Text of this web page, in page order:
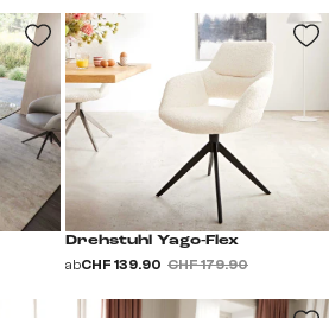
Drehstuhl Yago-Flex
abCHF 139.90 CHF 179.90